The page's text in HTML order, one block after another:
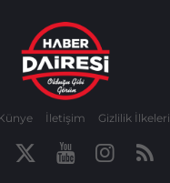
İletişim Gizlilik İlkeleri